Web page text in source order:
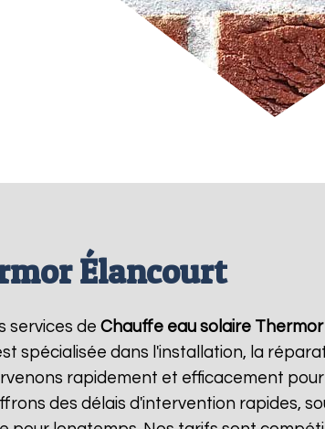
Élancourt
services de Chauffe eau solaire Thermor
spécialisée dans l'installation, la
rapidement et efficacement
des délais d'intervention rapides,